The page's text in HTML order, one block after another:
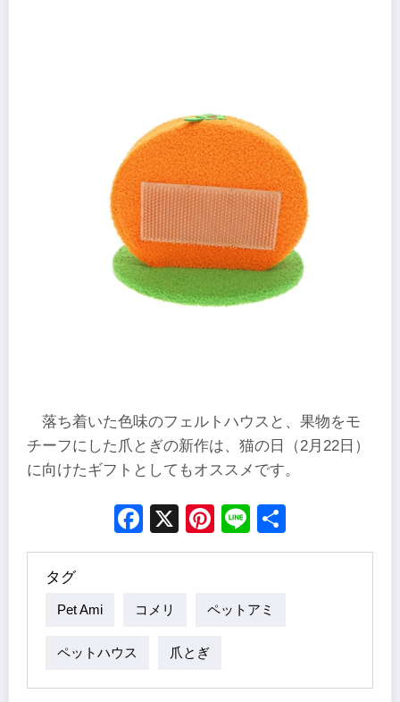
落ち着いた色味のフェルトハウスと、果物をモ
チーフにした爪とぎの新作は、猫の日（2月22日）
に向けたギフトとしてもオススメです。
Facebook
X Pinterest
Line
タグ
Pet Ami コメリ ペットアミ
ペットハウス 爪とぎ